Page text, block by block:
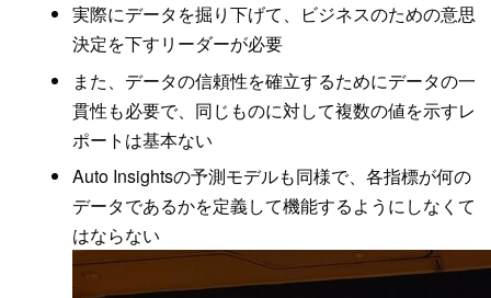
実際にデータを掘り下げて、ビジネスのための意思
決定を下すリーダーが必要
また、データの信頼性を確立するためにデータの一
貫性も必要で、同じものに対して複数の値を示すレ
ポートは基本ない
Auto Insightsの予測モデルも同様で、各指標が何の
データであるかを定義して機能するようにしなくて
はならない